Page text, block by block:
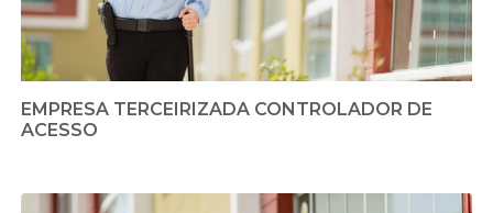
EMPRESA TERCEIRIZADA CONTROLADOR DE
ACESSO